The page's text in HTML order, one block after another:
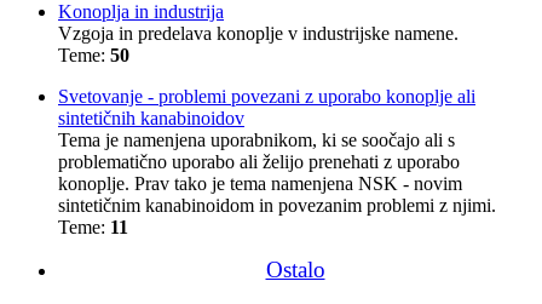
Konoplja in industrija
Vzgoja in predelava konoplje v industrijske namene.
Teme: 50
Svetovanje - problemi povezani z uporabo konoplje ali
sintetičnih kanabinoidov
Tema je namenjena uporabnikom, ki se soočajo ali s
problematično uporabo ali želijo prenehati z uporabo
konoplje. Prav tako je tema namenjena NSK - novim
sintetičnim kanabinoidom in povezanim problemi z njimi.
Teme: 11
Ostalo